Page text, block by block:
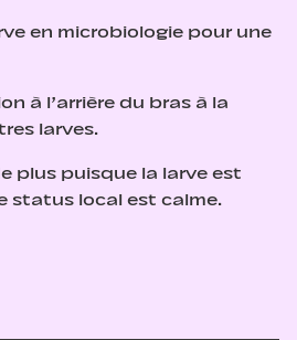
en microbiologie pour une
à l’arrière du bras à la
larves.
plus puisque la larve est
status local est calme.